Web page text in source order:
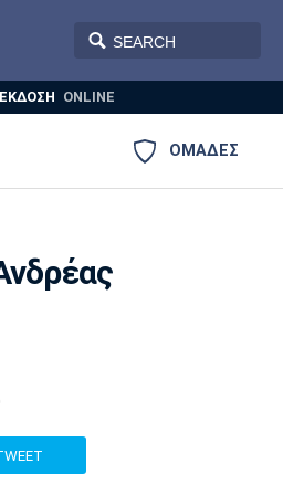
ONLINE
ΟΜΑΔΕΣ
ΣΠΟΡ